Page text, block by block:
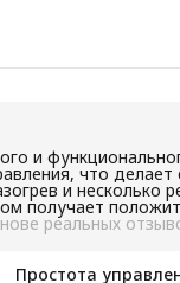
и
что
и
получает
реальных
Простота